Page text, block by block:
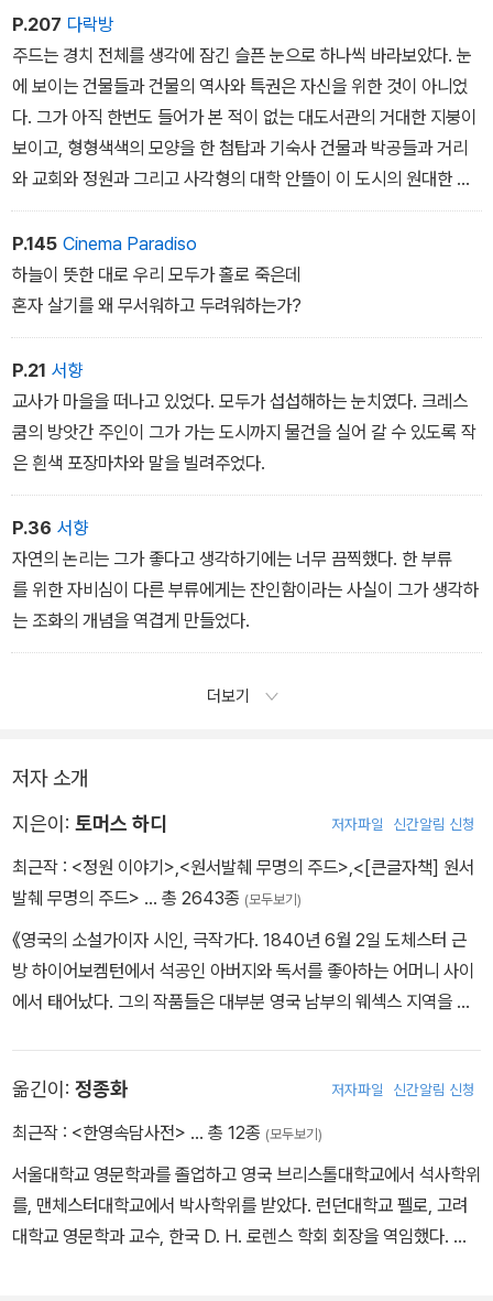
주리라. 종교를 향해 열려 있던 가슴속으로 교활하게 들어온 세속적
이며 불륜적인 열정에 대한 훌륭한 조언자도 되어줄 수 있겠지. - 1권
본문 342~343쪽에서
P.207 다락방
주드는 경치 전체를 생각에 잠긴 슬픈 눈으로 하나씩 바라보았다. 눈
에 보이는 건물들과 건물의 역사와 특권은 자신을 위한 것이 아니었
다. 그가 아직 한번도 들어가 본 적이 없는 대도서관의 거대한 지붕이
보이고, 형형색색의 모양을 한 첨탑과 기숙사 건물과 박공들과 거리
와 교회와 정원과 그리고 사각형의 대학 안뜰이 이 도시의 원대한 파
노라마 전경을 구성하고 있었다. 그는 자신의 운명이 이 파노라마 안
에 있지 않다는 사실을 알게 되었다. 초라한 교외에서 자신처럼 육체
노동자들 사이에 살면서 방문객과 도시 예찬자들에 의해서는 그 도시
의 일부로 인정되지 않는다, 그러나 이들 시민들 없이는 책 읽는 사람
들이 책을 읽지 못하며 고고한 사고를 하는 사람들이 살지 못하는, 그
런 부류의 사람 중 하나라는 사실을 알게 되었다.
P.145 Cinema Paradiso
하늘이 뜻한 대로 우리 모두가 홀로 죽은데
혼자 살기를 왜 무서워하고 두려워하는가?
P.21 서향
교사가 마을을 떠나고 있었다. 모두가 섭섭해하는 눈치였다. 크레스
쿰의 방앗간 주인이 그가 가는 도시까지 물건을 실어 갈 수 있도록 작
은 흰색 포장마차와 말을 빌려주었다.
P.36 서향
자연의 논리는 그가 좋다고 생각하기에는 너무 끔찍했다. 한 부류
를 위한 자비심이 다른 부류에게는 잔인함이라는 사실이 그가 생각하
는 조화의 개념을 역겹게 만들었다.
더보기
저자 소개
지은이: 토머스 하디 저자파일 신간알림 신청
최근작 : <정원 이야기>,<원서발췌 무명의 주드>,<[큰글자책] 원서
발췌 무명의 주드> … 총 2643종 (모두보기)
《영국의 소설가이자 시인, 극작가다. 1840년 6월 2일 도체스터 근
방 하이어보켐턴에서 석공인 아버지와 독서를 좋아하는 어머니 사이
에서 태어났다. 그의 작품들은 대부분 영국 남부의 웨섹스 지역을 배
8년 동안의 이 기간이 전부다. 하디는 16세에 도체스터의 건축사무
소에 수습공으로 들어가 건축을 배우기 시작했다. 이때부터 16년간
67년 후반에 첫 소설인 《가난뱅이와 귀부인》을 썼다. 1870년 봄, 교
회 건물의 복원 작업 문제로 콘월의 세인트 줄리엇으로 파견되는데,
그곳 목사관에서 에마 기퍼드를 만난다. 1874년에 에마와 결혼했다.
옮긴이: 정종화 저자파일 신간알림 신청
최근작 : <한영속담사전> … 총 12종 (모두보기)
서울대학교 영문학과를 졸업하고 영국 브리스톨대학교에서 석사학위
를, 맨체스터대학교에서 박사학위를 받았다. 런던대학교 펠로, 고려
대학교 영문학과 교수, 한국 D. H. 로렌스 학회 회장을 역임했다. 옮